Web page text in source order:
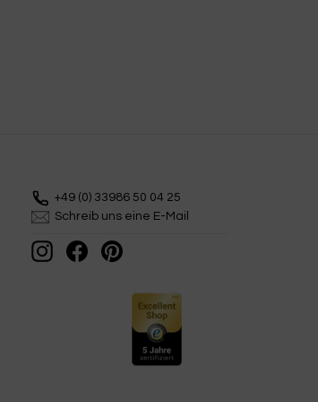
+49 (0) 33986 50 04 25
Schreib uns eine E-Mail
Instagram
FacebookPinterest